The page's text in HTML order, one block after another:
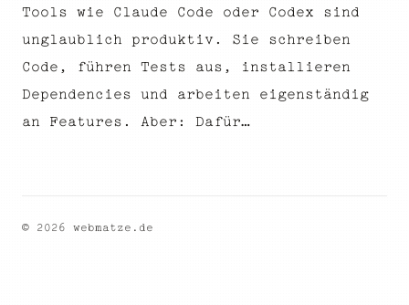
Tools wie Claude Code oder Codex sind
unglaublich produktiv. Sie schreiben
Code, führen Tests aus, installieren
Dependencies und arbeiten eigenständig
an Features. Aber: Dafür…
© 2026 webmatze.de